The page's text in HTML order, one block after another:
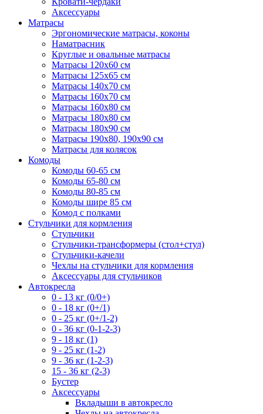
Аксессуары
Матрасы
Эргономические матрасы, коконы
Наматрасник
Круглые и овальные матрасы
Матрасы 120х60 см
Матрасы 125х65 см
Матрасы 140х70 см
Матрасы 160х70 см
Матрасы 160х80 см
Матрасы 180х80 см
Матрасы 180х90 см
Матрасы 190х80, 190х90 см
Матрасы для колясок
Комоды
Комоды 60-65 см
Комоды 65-80 см
Комоды 80-85 см
Комоды шире 85 см
Комод с полками
Стульчики для кормления
Стульчики
Стульчики-трансформеры (стол+стул)
Стульчики-качели
Чехлы на стульчики для кормления
Аксессуары для стульчиков
Автокресла
0 - 13 кг (0/0+)
0 - 18 кг (0+/1)
0 - 25 кг (0+/1-2)
0 - 36 кг (0-1-2-3)
9 - 18 кг (1)
9 - 25 кг (1-2)
9 - 36 кг (1-2-3)
15 - 36 кг (2-3)
Бустер
Аксессуары
Вкладыши в автокресло